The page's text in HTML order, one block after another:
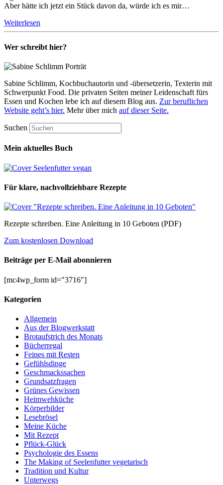
Aber hätte ich jetzt ein Stück davon da, würde ich es mir…
Weiterlesen
Wer schreibt hier?
Sabine Schlimm, Kochbuchautorin und -übersetzerin, Texterin mit
Schwerpunkt Food. Die privaten Seiten meiner Leidenschaft fürs
Essen und Kochen lebe ich auf diesem Blog aus. Zur beruflichen
Website geht’s hier. Mehr über mich auf dieser Seite.
Suchen
Mein aktuelles Buch
Für klare, nachvollziehbare Rezepte
Rezepte schreiben. Eine Anleitung in 10 Geboten (PDF)
Zum kostenlosen Download
Beiträge per E-Mail abonnieren
[mc4wp_form id="3716"]
Kategorien
Allgemein
Aus der Blogwerkstatt
Brotaufstrich des Monats
Bücherregal
Feines mit Resten
Gefühlsdinge
Geschmackssachen
Grundsatzfragen
Grünes Gewissen
Heimwehküche
Körperbilder
Lesebrösel
Meine Küche
Mit Rezept
Pflück-Glück
Psychologie des Essens
The Making of Seelenfutter vegetarisch
Tradition und Kultur
Unterwegs